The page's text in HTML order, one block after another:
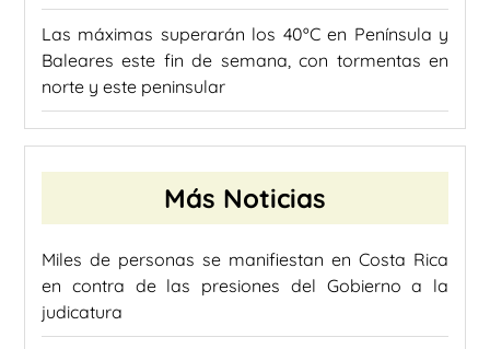
Las máximas superarán los 40ºC en Península y
Baleares este fin de semana, con tormentas en
norte y este peninsular
Más Noticias
Miles de personas se manifiestan en Costa Rica
en contra de las presiones del Gobierno a la
judicatura